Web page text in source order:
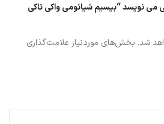
می نویسد “بیسیم شیائومی واکی تاکی
شد. بخش‌های موردنیاز علامت‌گذاری